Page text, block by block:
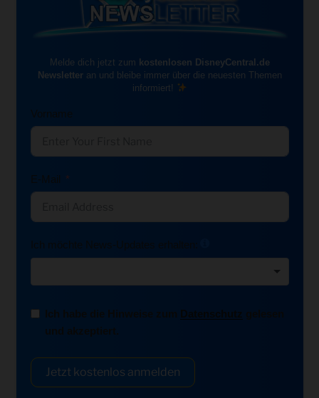
Melde dich jetzt zum kostenlosen DisneyCentral.de
Newsletteran und bleibe immer über die neuesten Themen
informiert!
Vorname
E-Mail
Ich möchte News-Updates erhalten:
Ich habe die Hinweise zum Datenschutz
und akzeptiert.
Jetzt kostenlos anmelden